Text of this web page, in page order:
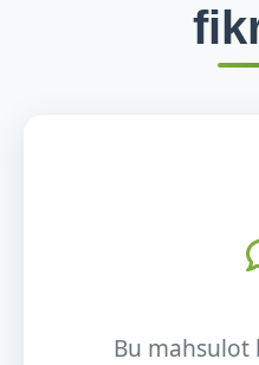
Bu